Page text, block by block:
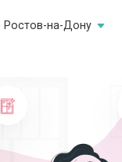
Ростов-на-Дону